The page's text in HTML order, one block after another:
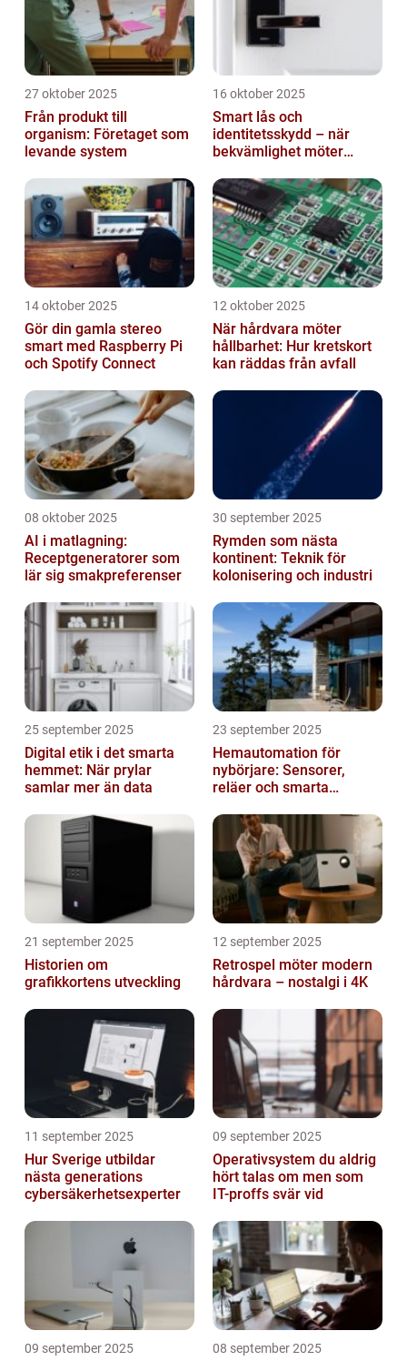
27 oktober 2025
Från produkt till
organism: Företaget som
levande system
16 oktober 2025
Smart lås och
identitetsskydd – när
bekvämlighet möter
14 oktober 2025
Gör din gamla stereo
smart med Raspberry Pi
och Spotify Connect
12 oktober 2025
När hårdvara möter
hållbarhet: Hur kretskort
kan räddas från avfall
08 oktober 2025
AI i matlagning:
Receptgeneratorer som
lär sig smakpreferenser
30 september 2025
Rymden som nästa
kontinent: Teknik för
kolonisering och industri
25 september 2025
Digital etik i det smarta
hemmet: När prylar
samlar mer än data
23 september 2025
Hemautomation för
nybörjare: Sensorer,
reläer och smarta
21 september 2025
Historien om
grafikkortens utveckling
12 september 2025
Retrospel möter modern
hårdvara – nostalgi i 4K
11 september 2025
Hur Sverige utbildar
nästa generations
cybersäkerhetsexperter
09 september 2025
Operativsystem du aldrig
hört talas om men som
IT-proffs svär vid
09 september 2025 08 september 2025